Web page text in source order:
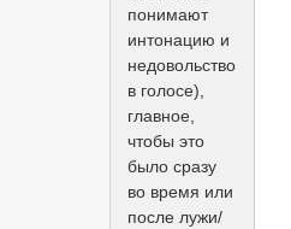
понимают
интонацию и
недовольство
в голосе),
главное,
чтобы это
было сразу
во время или
после лужи/